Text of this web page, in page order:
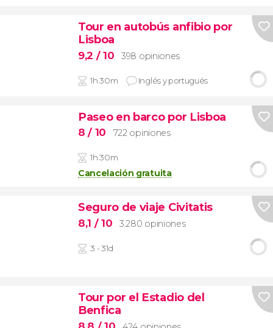
Tour en autobús anfibio por
Lisboa
9,2 / 10 398 opiniones
1h 30m Inglés y portugués
Paseo en barco por Lisboa
8/ 10 722 opiniones
1h 30m
Cancelación gratuita
Seguro de viaje Civitatis
8,1 / 10 3.280 opiniones
3 - 31d
Tour por el Estadio del
Benfica